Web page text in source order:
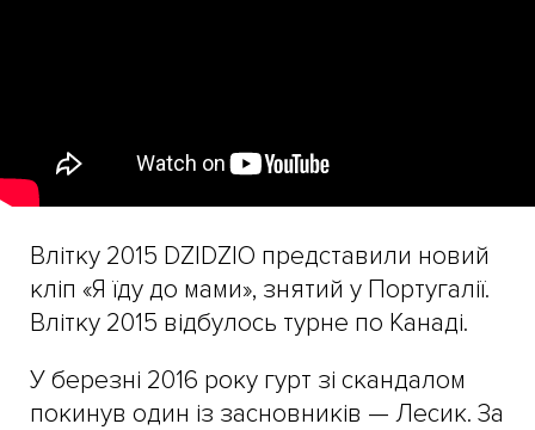
Влітку 2015 DZIDZIO представили новий
кліп «Я їду до мами», знятий у Португалії.
Влітку 2015 відбулось турне по Канаді.
У березні 2016 року гурт зі скандалом
покинув один із засновників — Лесик. За